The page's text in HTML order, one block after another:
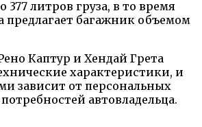
377 литров груза, в то время
предлагает багажник объемом
Каптур и Хендай Грета
характеристики, и
зависит от персональных
автовладельца.